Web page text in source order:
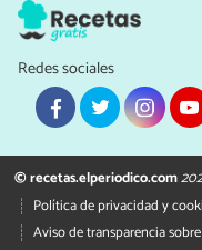
Redes sociales
© recetas.elperiodico.com
Política de privacidad y
Aviso de transparencia